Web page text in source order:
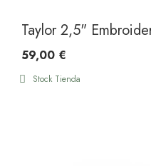
Taylor 2,5"
59,00 €
Stock Tienda